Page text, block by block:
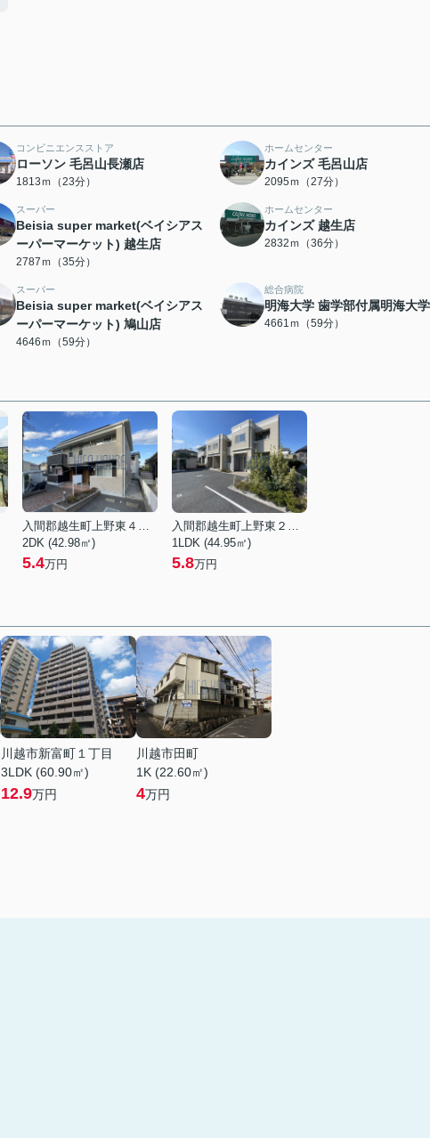
コンビニエンスストア
ローソン 毛呂山長瀬店
1813ｍ（23分）
ホームセンター
カインズ 毛呂山店
2095ｍ（27分）
スーパー
Beisia super market(ベイシアス
ーパーマーケット) 越生店
2787ｍ（35分）
ホームセンター
カインズ 越生店
2832ｍ（36分）
スーパー
Beisia super market(ベイシアス
ーパーマーケット) 鳩山店
4646ｍ（59分）
総合病院
明海大学 歯学部付属明海大
4661ｍ（59分）
入間郡越生町上野東４丁目
2DK (42.98㎡)
5.4万円
入間郡越生町上野東２丁目
1LDK (44.95㎡)
5.8万円
川越市新富町１丁目
3LDK (60.90㎡)
12.9万円
川越市田町
1K (22.60㎡)
4万円